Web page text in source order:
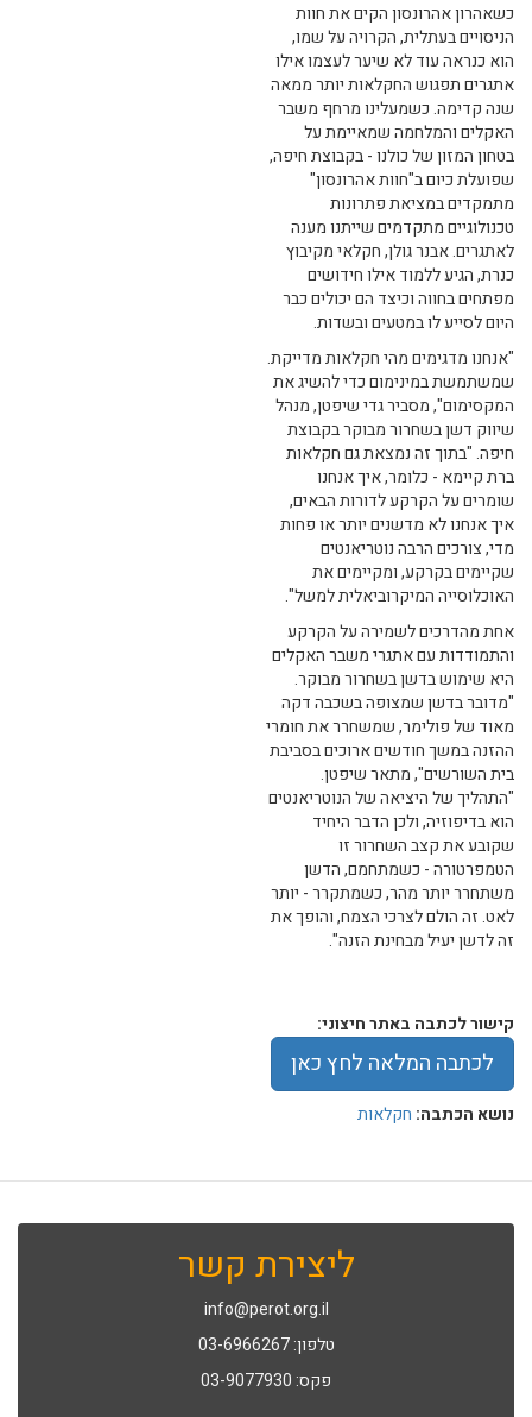
כשאהרון אהרונסון הקים את חוות
הניסויים בעתלית, הקרויה על שמו,
הוא כנראה עוד לא שיער לעצמו אילו
אתגרים תפגוש החקלאות יותר ממאה
שנה קדימה. כשמעלינו מרחף משבר
האקלים והמלחמה שמאיימת על
בטחון המזון של כולנו - בקבוצת חיפה,
שפועלת כיום ב"חוות אהרונסון"
מתמקדים במציאת פתרונות
טכנולוגיים מתקדמים שייתנו מענה
לאתגרים. אבנר גולן, חקלאי מקיבוץ
כנרת, הגיע ללמוד אילו חידושים
מפתחים בחווה וכיצד הם יכולים כבר
היום לסייע לו במטעים ובשדות.
"אנחנו מדגימים מהי חקלאות מדייקת.
שמשתמשת במינימום כדי להשיג את
המקסימום", מסביר גדי שיפטן, מנהל
שיווק דשן בשחרור מבוקר בקבוצת
חיפה. "בתוך זה נמצאת גם חקלאות
ברת קיימא - כלומר, איך אנחנו
שומרים על הקרקע לדורות הבאים,
איך אנחנו לא מדשנים יותר או פחות
מדי, צורכים הרבה נוטריאנטים
שקיימים בקרקע, ומקיימים את
האוכלוסייה המיקרוביאלית למשל".
אחת מהדרכים לשמירה על הקרקע
והתמודדות עם אתגרי משבר האקלים
היא שימוש בדשן בשחרור מבוקר.
"מדובר בדשן שמצופה בשכבה דקה
מאוד של פולימר, שמשחרר את חומרי
ההזנה במשך חודשים ארוכים בסביבת
בית השורשים", מתאר שיפטן.
"התהליך של היציאה של הנוטריאנטים
הוא בדיפוזיה, ולכן הדבר היחיד
שקובע את קצב השחרור זו
הטמפרטורה - כשמתחמם, הדשן
משתחרר יותר מהר, כשמתקרר - יותר
לאט. זה הולם לצרכי הצמח, והופך את
זה לדשן יעיל מבחינת הזנה".
קישור לכתבה באתר חיצוני:
לכתבה המלאה לחץ כאן
נושא הכתבה: חקלאות
ליצירת קשר
info@perot.org.il
טלפון: 03-6966267
פקס: 03-9077930